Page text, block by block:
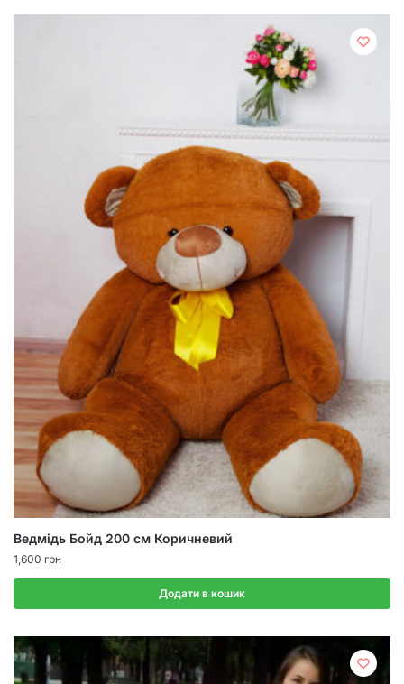
Ведмідь Бойд 200 см Коричневий
1,600 грн
Додати в кошик